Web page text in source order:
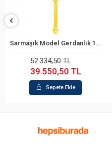
Sepete Ekle
Burgu14 Ayar Altın Gerdanlık
47.940,00 TL
36.274,60 TL
Sepete Ekle